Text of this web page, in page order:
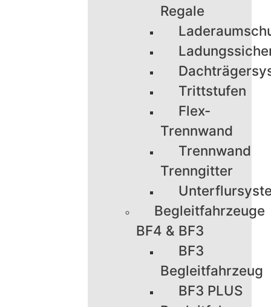
Regale
Trittstufen
Flex-
Trennwand
Trennwand
Trenngitter
Begleitfahrzeuge
BF4 & BF3
BF3
Begleitfahrzeug
BF3 PLUS